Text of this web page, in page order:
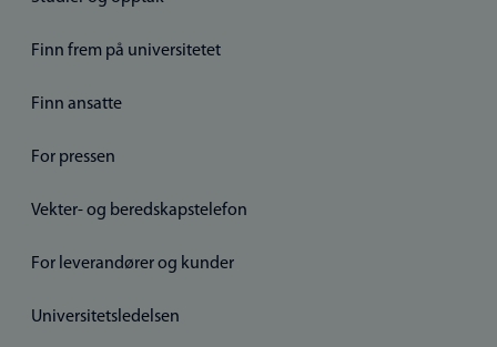
Finn frem på universitetet
Finn ansatte
For pressen
Vekter- og beredskapstelefon
For leverandører og kunder
Universitetsledelsen